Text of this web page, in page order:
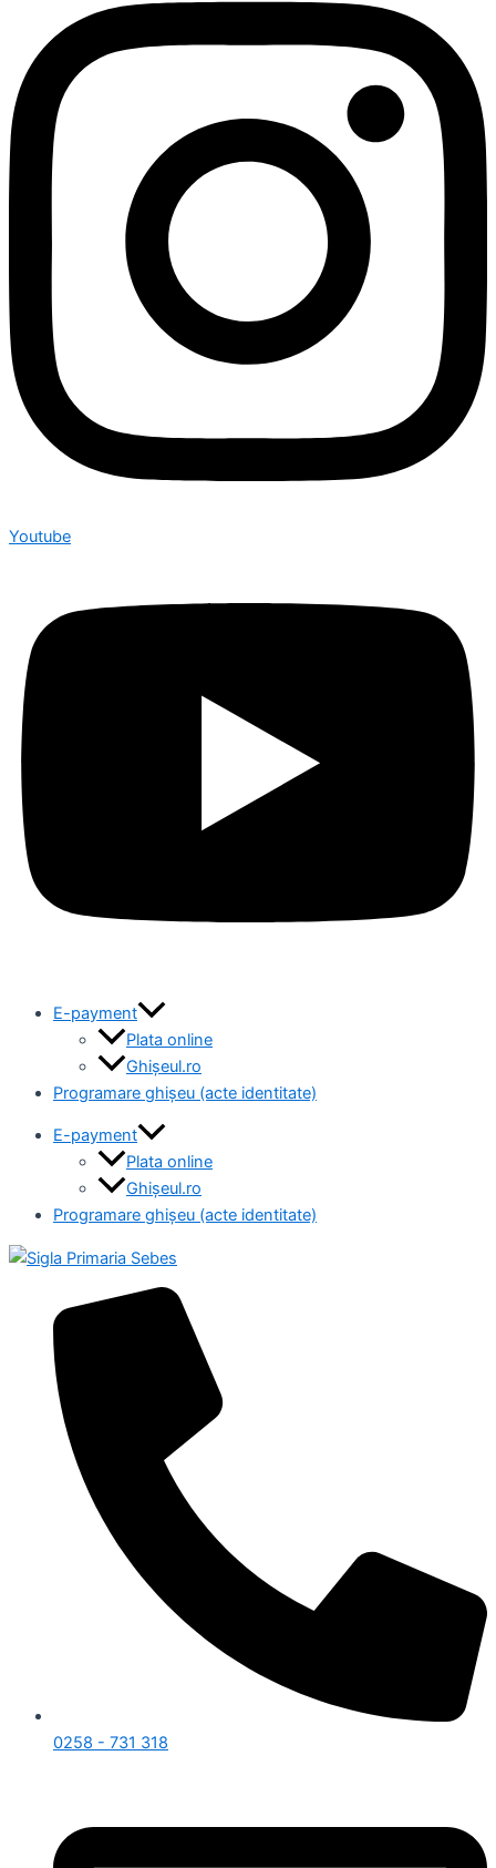
Youtube
E-payment
Plata online
Ghișeul.ro
Programare ghișeu (acte identitate)
E-payment
Plata online
Ghișeul.ro
Programare ghișeu (acte identitate)
0258 - 731 318